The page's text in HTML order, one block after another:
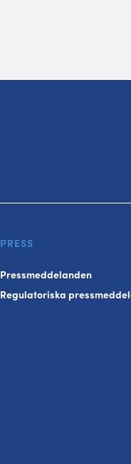
PRESS
Pressmeddelanden
Regulatoriska